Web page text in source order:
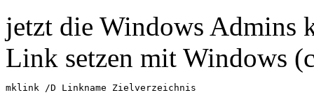
jetzt die Windows Admins
Link setzen mit Windows
mklink /D Linkname Zielverzeichnis